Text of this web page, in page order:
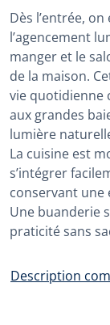
Dès l’entrée,
l’agencement
manger et le
de la maison.
vie quotidienne
aux grandes
lumière
La cuisine est
s’intégrer
conservant
Une buanderie
praticité sans
Description